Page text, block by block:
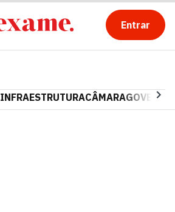
Entrar
INFRAESTRUTURACÂMARAGOVERNO